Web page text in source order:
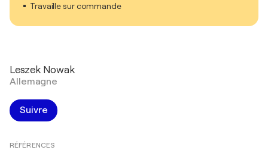
Travaille sur commande
Leszek Nowak
Allemagne
Suivre
RÉFÉRENCES